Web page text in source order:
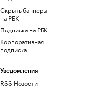
Скрыть баннеры
на РБК
Подписка на РБК
Корпоративная
подписка
Уведомления
RSS Новости